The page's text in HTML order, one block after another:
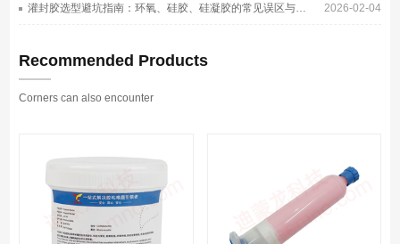
2026-02-04
Recommended Products
Corners can also encounter